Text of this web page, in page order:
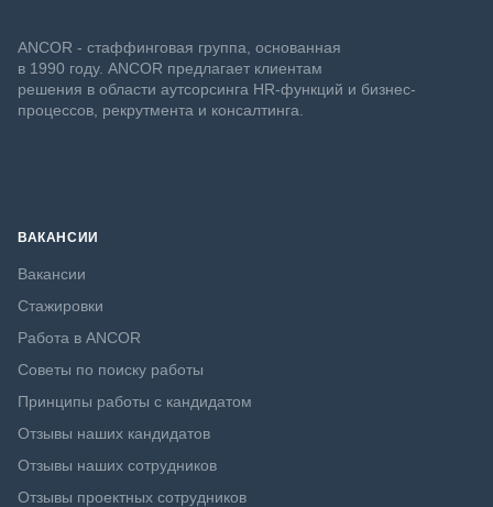
ANCOR - стаффинговая группа, основанная
в 1990 году. ANCOR предлагает клиентам
решения в области аутсорсинга HR-функций и бизнес-
процессов, рекрутмента и консалтинга.
ВАКАНСИИ
Вакансии
Стажировки
Работа в ANCOR
Советы по поиску работы
Принципы работы с кандидатом
Отзывы наших кандидатов
Отзывы наших сотрудников
Отзывы проектных сотрудников